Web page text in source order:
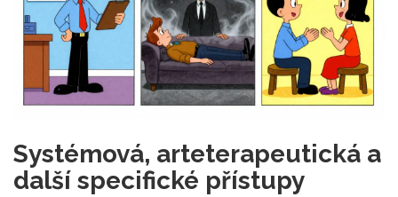
Systémová, arteterapeutická a
další specifické přístupy